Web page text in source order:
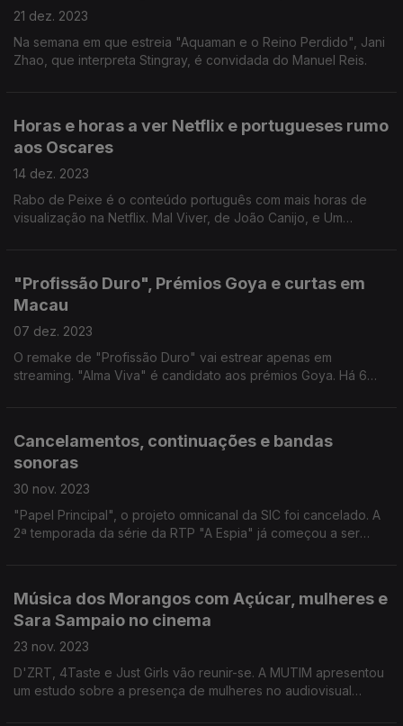
21 dez. 2023
Na semana em que estreia "Aquaman e o Reino Perdido", Jani
Zhao, que interpreta Stingray, é convidada do Manuel Reis.
Horas e horas a ver Netflix e portugueses rumo
aos Oscares
14 dez. 2023
Rabo de Peixe é o conteúdo português com mais horas de
visualização na Netflix. Mal Viver, de João Canijo, e Um
"Profissão Duro", Prémios Goya e curtas em
Macau
07 dez. 2023
O remake de "Profissão Duro" vai estrear apenas em
streaming. "Alma Viva" é candidato aos prémios Goya. Há 6
Cancelamentos, continuações e bandas
sonoras
30 nov. 2023
"Papel Principal", o projeto omnicanal da SIC foi cancelado. A
2ª temporada da série da RTP "A Espia" já começou a ser
Música dos Morangos com Açúcar, mulheres e
Sara Sampaio no cinema
23 nov. 2023
D'ZRT, 4Taste e Just Girls vão reunir-se. A MUTIM apresentou
um estudo sobre a presença de mulheres no audiovisual